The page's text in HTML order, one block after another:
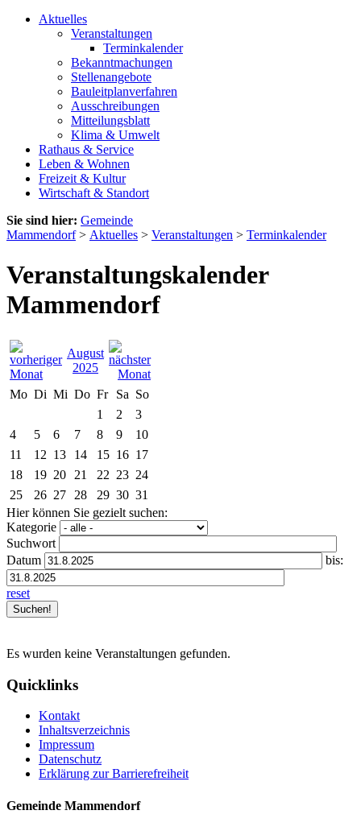
Aktuelles
Veranstaltungen
Terminkalender
Bekanntmachungen
Stellenangebote
Bauleitplanverfahren
Ausschreibungen
Mitteilungsblatt
Klima & Umwelt
Rathaus & Service
Leben & Wohnen
Freizeit & Kultur
Wirtschaft & Standort
Sie sind hier: Gemeinde
Mammendorf> Aktuelles > Veranstaltungen > Terminkalender
Veranstaltungskalender
Mammendorf
August
2025
Mo Di Mi Do Fr Sa So
1
2
3
4
5 6 7 8 9
10
11
12 13 14 15 16 17
18
19 20 21 22 23 24
25
26 27 28 29 30 31
Hier können Sie gezielt suchen:
Kategorie
Suchwort
Datum
bis:
reset
Es wurden keine Veranstaltungen gefunden.
Quicklinks
Kontakt
Inhaltsverzeichnis
Impressum
Datenschutz
Erklärung zur Barrierefreiheit
Gemeinde Mammendorf